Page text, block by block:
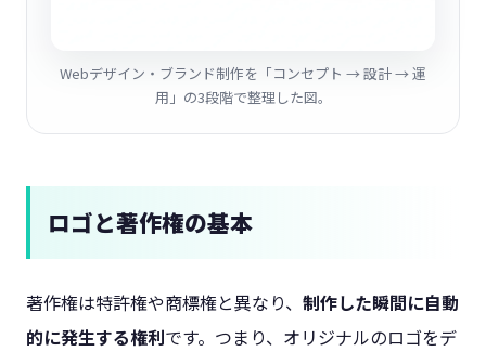
Webデザイン・ブランド制作を「コンセプト → 設計 → 運
用」の3段階で整理した図。
ロゴと著作権の基本
著作権は特許権や商標権と異なり、 制作した瞬間に自動
的に発生する権利です。つまり、オリジナルのロゴをデ